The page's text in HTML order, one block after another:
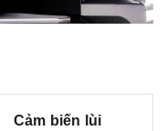
Cảm biến lùi